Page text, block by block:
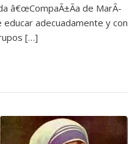
â€œCompaÃ±Ã­a de MarÃ­
educar adecuadamente y con
[…]